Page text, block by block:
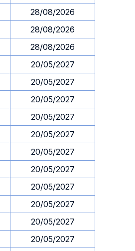
28/08/2026
28/08/2026
28/08/2026
20/05/2027
20/05/2027
20/05/2027
20/05/2027
20/05/2027
20/05/2027
20/05/2027
20/05/2027
20/05/2027
20/05/2027
20/05/2027